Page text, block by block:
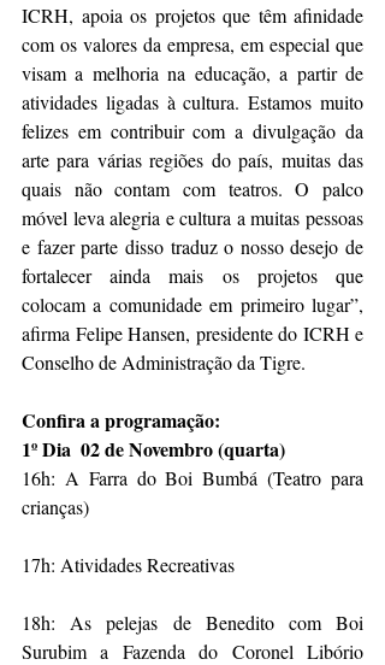
ICRH, apoia os projetos que têm afinidade
com os valores da empresa, em especial que
visam a melhoria na educação, a partir de
atividades ligadas à cultura. Estamos muito
felizes em contribuir com a divulgação da
arte para várias regiões do país, muitas das
quais não contam com teatros. O palco
móvel leva alegria e cultura a muitas pessoas
e fazer parte disso traduz o nosso desejo de
fortalecer ainda mais os projetos que
colocam a comunidade em primeiro lugar”,
afirma Felipe Hansen, presidente do ICRH e
Conselho de Administração da Tigre.
Confira a programação:
1º Dia  02 de Novembro (quarta)
16h: A Farra do Boi Bumbá (Teatro para
crianças)
17h: Atividades Recreativas
18h: As pelejas de Benedito com Boi
Surubim a Fazenda do Coronel Libório